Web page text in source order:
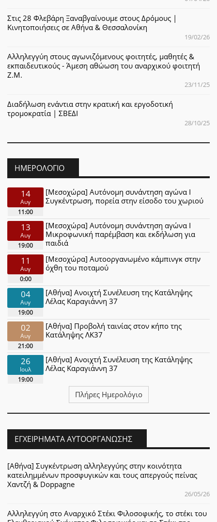
Στις 28 Φλεβάρη Ξαναβγαίνουμε στους Δρόμους |
Κινητοποιήσεις σε Αθήνα & Θεσσαλονίκη
19/02/26
Αλληλεγγύη στους αγωνιζόμενους φοιτητές, μαθητές &
εκπαιδευτικούς - Άμεση αθώωση του αναρχικού φοιτητή
Ζ.Μ.
23/11/25
Διαδήλωση ενάντια στην κρατική και εργοδοτική
τρομοκρατία | ΣΒΕΔΙ
28/10/25
ΗΜΕΡΟΛΌΓΙΟ
14
Αυγ
11:00
[Μεσοχώρα] Αυτόνομη συνάντηση αγώνα Ι
Συγκέντρωση, πορεία στην είσοδο του χωριού
13
Αυγ
19:00
[Μεσοχώρα] Αυτόνομη συνάντηση αγώνα Ι
Μικροφωνική παρέμβαση και εκδήλωση για
παιδιά
11
Αυγ
0:00
[Μεσοχώρα] Αυτοοργανωμένο κάμπινγκ στην
όχθη του ποταμού
04
Αυγ
19:00
[Αθήνα] Ανοιχτή Συνέλευση της Κατάληψης
Λέλας Καραγιάννη 37
02
Αυγ
21:00
[Αθήνα] Προβολή ταινίας στον κήπο της
Κατάληψης ΛΚ37
26
Ιουλ
19:00
[Αθήνα] Ανοιχτή Συνέλευση της Κατάληψης
Λέλας Καραγιάννη 37
Πλήρες Ημερολόγιο
ΕΓΧΕΙΡΉΜΑΤΑ ΑΥΤΟΟΡΓΆΝΩΣΗΣ
[Αθήνα] Συγκέντρωση αλληλεγγύης στην κοινότητα
κατειλημμένων προσφυγικών και τους απεργούς πείνας
Χαντζή & Doppagne
26/05/26
Αλληλεγγύη στο Αναρχικό Στέκι Φιλοσοφικής, το στέκι του